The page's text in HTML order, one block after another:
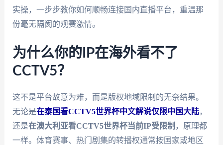
实操，一步步教你如何顺畅连接国内直播平台，重温那
份毫无隔阂的观赛激情。
为什么你的IP在海外看不了
CCTV5？
这不是平台故意为难，而是版权地域限制的无奈结果。
无论是在泰国看CCTV5世界杯中文解说仅限中国大陆，
还是在澳大利亚看CCTV5世界杯当前IP受限制 ，原理都
一样。体育赛事、热门剧集的转播权通常按国家或地区